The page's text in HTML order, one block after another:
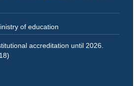
of education
accreditation until 2026.